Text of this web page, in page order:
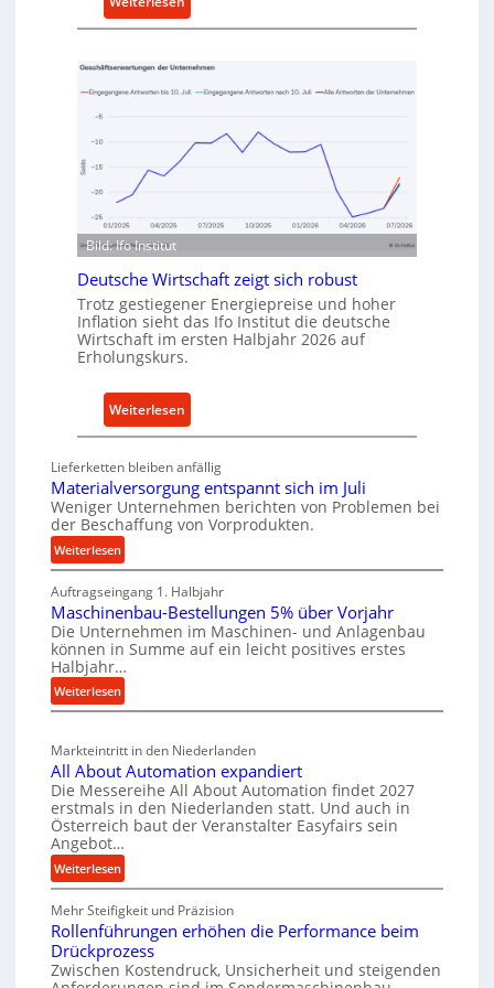
a
u
I
r
i
e
-
s
t
z
t
i
l
e
n
e
n
M
t
h
e
ü
r
n
a
c
h
a
t
i
g
e
W
k
z
e
b
u
p
r
o
s
s
Bild: Ifo Institut
Deutsche Wirtschaft zeigt sich robust
Trotz gestiegener Energiepreise und hoher
Inflation sieht das Ifo Institut die deutsche
Wirtschaft im ersten Halbjahr 2026 auf
Erholungskurs.
Weiterlesen
D
u
t
s
h
e
W
s
h
a
f
t
i
g
t
s
Lieferketten bleiben anfällig
Materialversorgung entspannt sich im Juli
Weniger Unternehmen berichten von Problemen bei
der Beschaffung von Vorprodukten.
Weiterlesen:
M
a
t
e
r
i
a
l
e
r
s
o
u
n
g
e
n
Auftragseingang 1. Halbjahr
Maschinenbau-Bestellungen 5% über Vorjahr
Die Unternehmen im Maschinen- und Anlagenbau
können in Summe auf ein leicht positives erstes
Halbjahr…
Weiterlesen:
M
s
c
h
i
n
e
n
a
u
-
B
Markteintritt in den Niederlanden
All About Automation expandiert
Die Messereihe All About Automation findet 2027
erstmals in den Niederlanden statt. Und auch in
Österreich baut der Veranstalter Easyfairs sein
Angebot…
Weiterlesen:
A
l
l
A
b
Mehr Steifigkeit und Präzision
Rollenführungen erhöhen die Performance beim
Drückprozess
Zwischen Kostendruck, Unsicherheit und steigenden